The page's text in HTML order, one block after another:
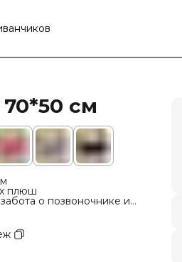
см
плюш
о позвоночнике и
3 см — комфортный отдых
него так удобно
долго, не боится